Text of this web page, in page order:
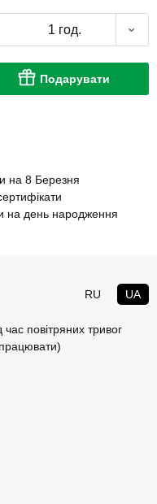
1 год.
Подарувати
на 8 Березня
на день народження
RU UA
повітряних тривог